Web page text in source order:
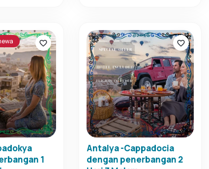
1
Antalya -Cappadocia
dengan penerbangan 2